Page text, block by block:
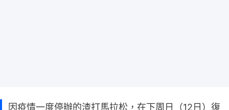
因疫情一度停辦的渣打馬拉松，在下周日（12日）復